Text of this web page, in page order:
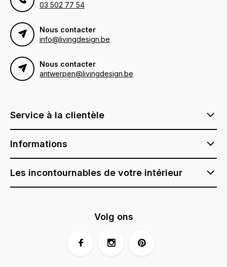
03 502 77 54
Nous contacter
info@livingdesign.be
Nous contacter
antwerpen@livingdesign.be
Service à la clientèle
Informations
Les incontournables de votre intérieur
Volg ons